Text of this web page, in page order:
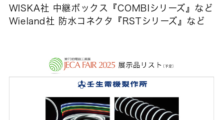
WISKA社 中継ボックス『COMBIシリーズ』など
Wieland社 防水コネクタ『RSTシリーズ』など